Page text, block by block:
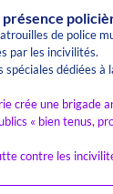
de police
par les incivilités.
spéciales dédiées à
crée une brigade
« bien tenus,
contre les